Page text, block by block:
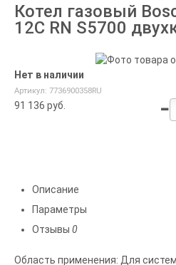
Котел газовый
12C RN S5700
Нет в наличии
Артикул: 7736900358RU
91 136 руб.
Описание
Параметры
Отзывы 0
Область применения: Для